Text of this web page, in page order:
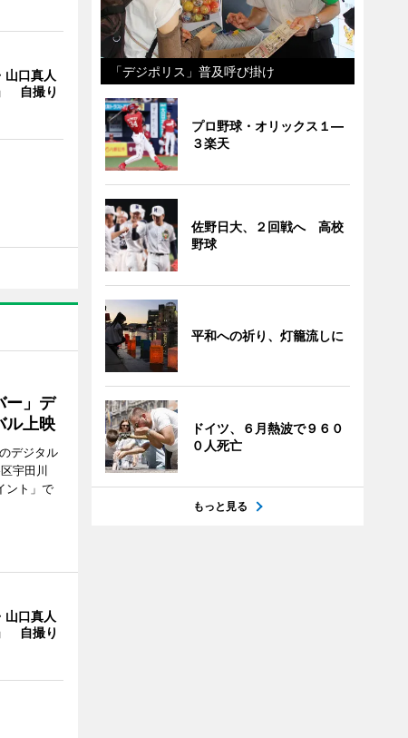
山口真人
自撮り
ー」デ
ル上映
デジタル
宇田川
ント」で
山口真人
自撮り
「デジポリス」普及呼び掛け
プロ野球・オリックス１―
３楽天
佐野日大、２回戦へ 高校
野球
平和への祈り、灯籠流しに
ドイツ、６月熱波で９６０
０人死亡
もっと見る